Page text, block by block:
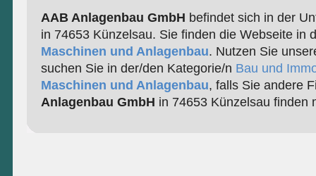
AAB Anlagenbau GmbH befindet sich in der
in 74653 Künzelsau. Sie finden die Webseite in
Maschinen und Anlagenbau. Nutzen Sie
suchen Sie in der/den Kategorie/n Bau und
Maschinen und Anlagenbau, falls Sie andere
Anlagenbau GmbH in 74653 Künzelsau finden